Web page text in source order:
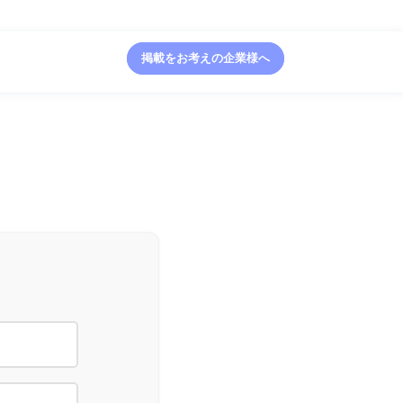
掲載をお考えの企業様へ